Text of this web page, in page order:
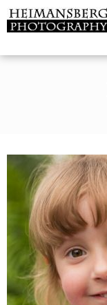
Zum
Inhalt